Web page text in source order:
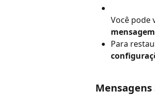
Você pode
mensagem
Para
Mensagens